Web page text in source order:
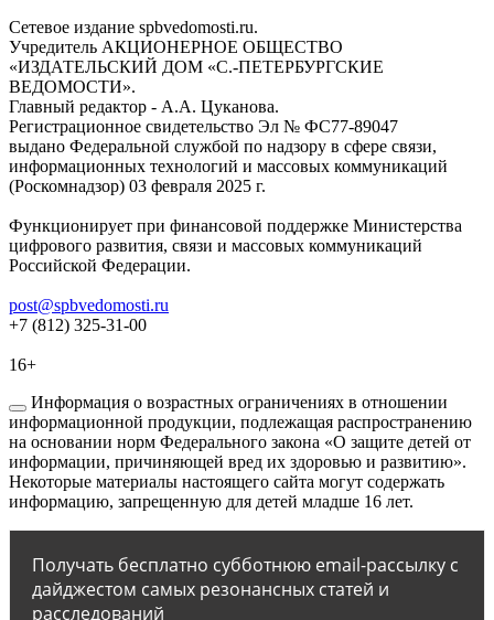
Сетевое издание spbvedomosti.ru.
Учредитель АКЦИОНЕРНОЕ ОБЩЕСТВО
«ИЗДАТЕЛЬСКИЙ ДОМ «С.-ПЕТЕРБУРГСКИЕ
ВЕДОМОСТИ».
Главный редактор - А.А. Цуканова.
Регистрационное свидетельство Эл № ФС77-89047
выдано Федеральной службой по надзору в сфере связи,
информационных технологий и массовых коммуникаций
(Роскомнадзор) 03 февраля 2025 г.
Функционирует при финансовой поддержке Министерства
цифрового развития, связи и массовых коммуникаций
Российской Федерации.
post@spbvedomosti.ru
+7 (812) 325-31-00
16+
Информация о возрастных ограничениях в отношении
информационной продукции, подлежащая распространению
на основании норм Федерального закона «О защите детей от
информации, причиняющей вред их здоровью и развитию».
Некоторые материалы настоящего сайта могут содержать
информацию, запрещенную для детей младше 16 лет.
Получать бесплатно субботнюю email-рассылку с
дайджестом самых резонансных статей и
расследований